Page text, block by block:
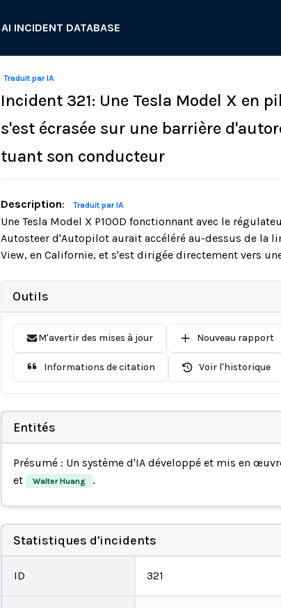
AI INCIDENT DATABASE
Traduit par IA
Incident 321: Une Tesla Model X en
s'est écrasée sur une barrière
tuant son conducteur
Description: Traduit par IA
Une Tesla Model X P100D fonctionnant avec le
Autosteer d'Autopilot aurait accéléré au-dessus de la
View, en Californie, et s'est dirigée directement vers
Outils
M'avertir des mises à jour Nouveau rapport
Informations de citation Voir l'historique
Entités
Présumé : Un système d'IA développé et mis en
et Walter Huang .
Statistiques d'incidents
ID 321